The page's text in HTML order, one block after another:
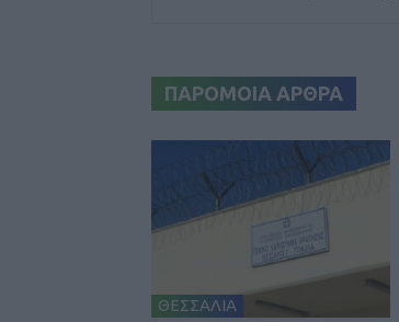
ΠΑΡΟΜΟΙΑ ΑΡΘΡΑ
ΘΕΣΣΑΛΙΑ